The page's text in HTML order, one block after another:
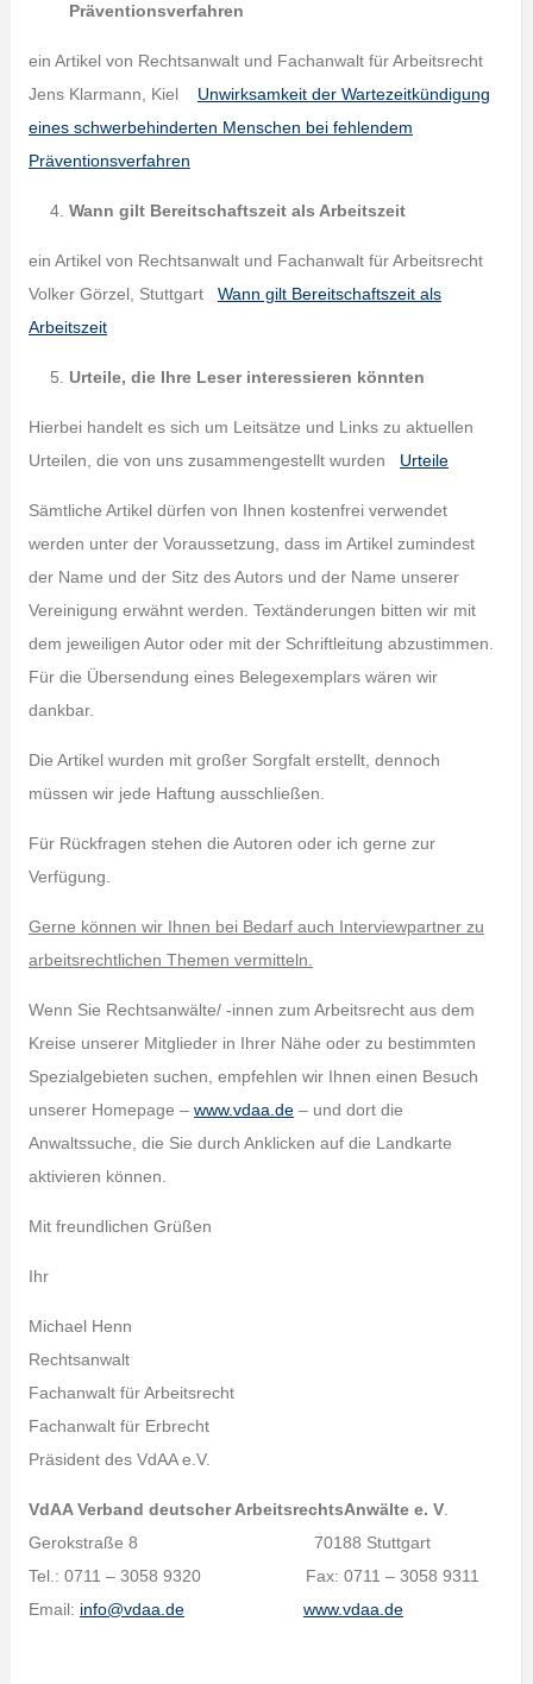
Präventionsverfahren
ein Artikel von Rechtsanwalt und Fachanwalt für Arbeitsrecht
Jens Klarmann, Kiel Unwirksamkeit der Wartezeitkündigung
eines schwerbehinderten Menschen bei fehlendem
Präventionsverfahren
Wann gilt Bereitschaftszeit als Arbeitszeit
ein Artikel von Rechtsanwalt und Fachanwalt für Arbeitsrecht
Volker Görzel, Stuttgart Wann gilt Bereitschaftszeit als
Arbeitszeit
Urteile, die Ihre Leser interessieren könnten
Hierbei handelt es sich um Leitsätze und Links zu aktuellen
Urteilen, die von uns zusammengestellt wurden Urteile
Sämtliche Artikel dürfen von Ihnen kostenfrei verwendet
werden unter der Voraussetzung, dass im Artikel zumindest
der Name und der Sitz des Autors und der Name unserer
Vereinigung erwähnt werden. Textänderungen bitten wir mit
dem jeweiligen Autor oder mit der Schriftleitung abzustimmen.
Für die Übersendung eines Belegexemplars wären wir
dankbar.
Die Artikel wurden mit großer Sorgfalt erstellt, dennoch
müssen wir jede Haftung ausschließen.
Für Rückfragen stehen die Autoren oder ich gerne zur
Verfügung.
Gerne können wir Ihnen bei Bedarf auch Interviewpartner zu
arbeitsrechtlichen Themen vermitteln.
Wenn Sie Rechtsanwälte/ -innen zum Arbeitsrecht aus dem
Kreise unserer Mitglieder in Ihrer Nähe oder zu bestimmten
Spezialgebieten suchen, empfehlen wir Ihnen einen Besuch
unserer Homepage – www.vdaa.de– und dort die
Anwaltssuche, die Sie durch Anklicken auf die Landkarte
aktivieren können.
Mit freundlichen Grüßen
Ihr
Michael Henn
Rechtsanwalt
Fachanwalt für Arbeitsrecht
Fachanwalt für Erbrecht
Präsident des VdAA e.V.
VdAA Verband deutscher ArbeitsrechtsAnwälte e. V.
Gerokstraße 8 70188 Stuttgart
Tel.: 0711 – 3058 9320 Fax: 0711 – 3058 9311
Email: info@vdaa.de www.vdaa.de